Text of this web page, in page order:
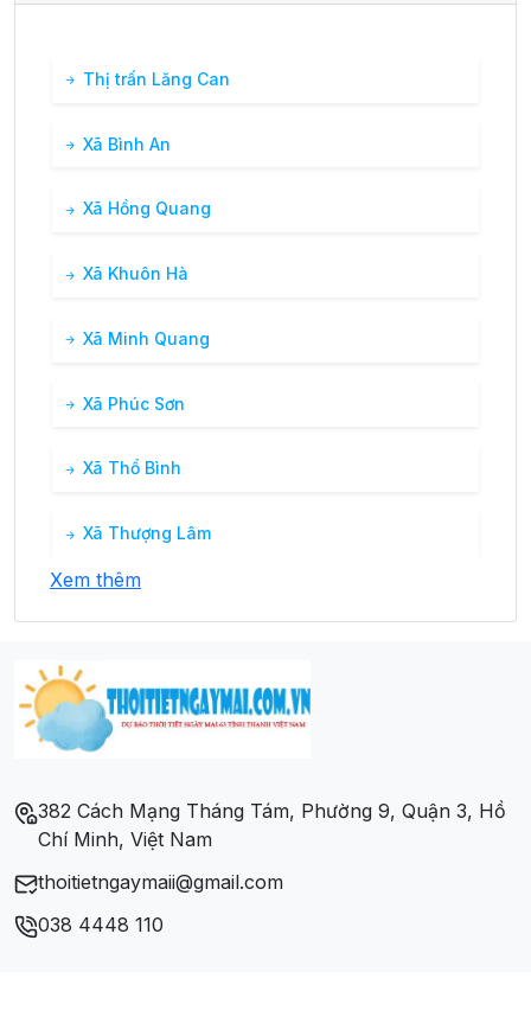
Thị trấn Lăng Can
Xã Bình An
Xã Hồng Quang
Xã Khuôn Hà
Xã Minh Quang
Xã Phúc Sơn
Xã Thổ Bình
Xã Thượng Lâm
Xem thêm
382 Cách Mạng Tháng Tám, Phường 9, Quận 3, Hồ
Chí Minh, Việt Nam
thoitietngaymaii@gmail.com
038 4448 110